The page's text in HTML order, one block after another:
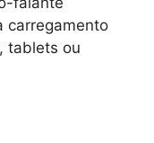
carregamento
tablets ou